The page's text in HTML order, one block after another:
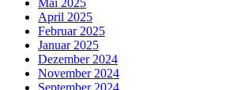
Mai 2025
April 2025
Februar 2025
Januar 2025
Dezember 2024
November 2024
September 2024